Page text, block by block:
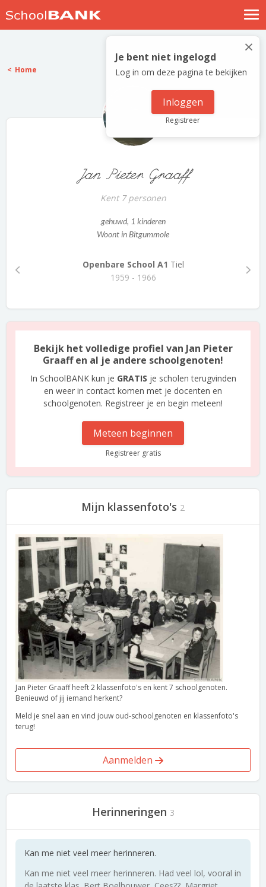
Nostalgische verhalen
Log in
Meld je gratis aan
×
Je bent niet ingelogd
Log in om deze pagina te bekijken
Inloggen
Registreer
Home
Jan Pieter Graaff
Kent 7 personen
gehuwd, 1 kinderen
Woont in Bitgummole
Openbare School A1 Tiel
1959 - 1966
Bekijk het volledige profiel van Jan Pieter
Graaff en al je andere schoolgenoten!
In SchoolBANK kun je GRATIS je scholen terugvinden
en weer in contact komen met je docenten en
schoolgenoten. Registreer je en begin meteen!
Meteen beginnen
Registreer gratis
Mijn klassenfoto's 2
Jan Pieter Graaff heeft 2 klassenfoto's en kent 7 schoolgenoten.
Benieuwd of jij iemand herkent?
Meld je snel aan en vind jouw oud-schoolgenoten en klassenfoto's
terug!
Aanmelden
Herinneringen 3
Kan me niet veel meer herinneren.
Kan me niet veel meer herinneren. Had veel lol, vooral in